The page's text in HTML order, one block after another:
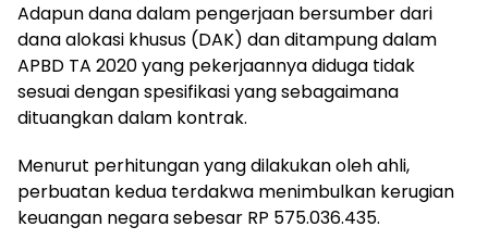
Adapun dana dalam pengerjaan bersumber dari
dana alokasi khusus (DAK) dan ditampung dalam
APBD TA 2020 yang pekerjaannya diduga tidak
sesuai dengan spesifikasi yang sebagaimana
dituangkan dalam kontrak.
Menurut perhitungan yang dilakukan oleh ahli,
perbuatan kedua terdakwa menimbulkan kerugian
keuangan negara sebesar RP 575.036.435.